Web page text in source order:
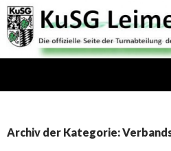
Archiv der Kategorie: